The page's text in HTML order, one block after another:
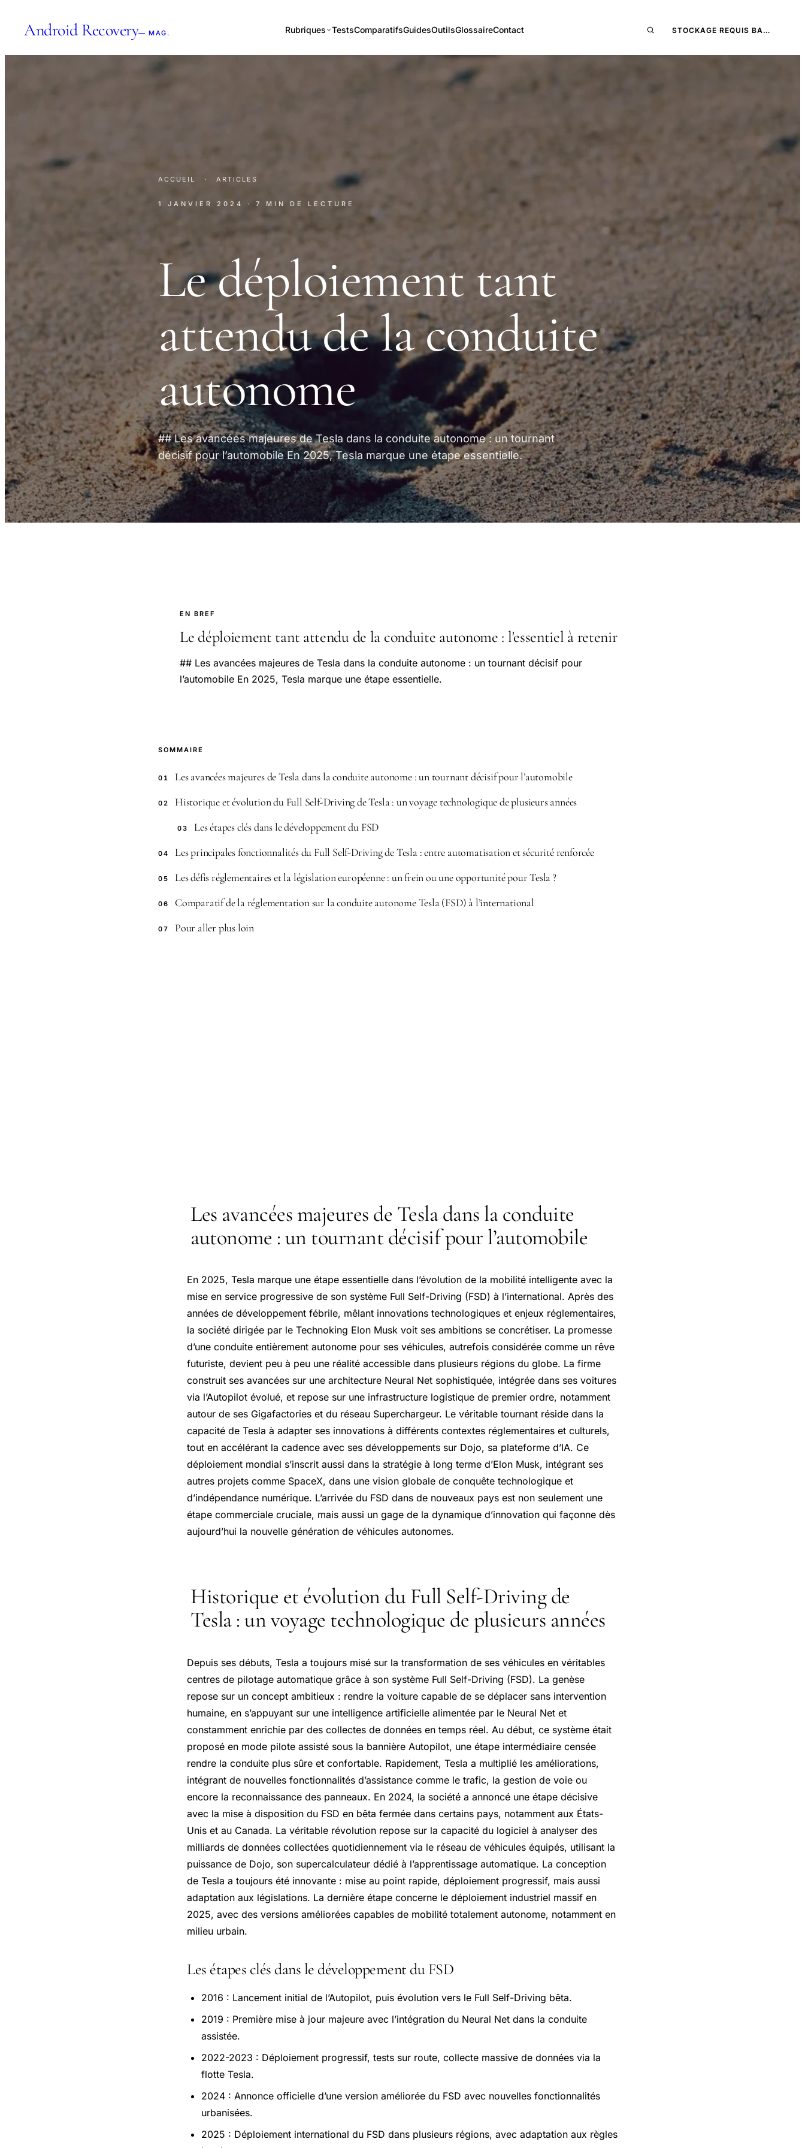
Android Recovery— MAG. Rubriques TestsComparatifsGuidesOutilsGlossaireContact STOCKAGE REQUIS BA…
ACCUEIL · ARTICLES
1 JANVIER 2024 · 7 MIN DE LECTURE
Le déploiement tant
attendu de la conduite
autonome
## Les avancées majeures de Tesla dans la conduite autonome : un tournant
décisif pour l’automobile En 2025, Tesla marque une étape essentielle.
EN BREF
Le déploiement tant attendu de la conduite autonome : l'essentiel à retenir
## Les avancées majeures de Tesla dans la conduite autonome : un tournant décisif pour
l’automobile En 2025, Tesla marque une étape essentielle.
SOMMAIRE
01 Les avancées majeures de Tesla dans la conduite autonome : un tournant décisif pour l’automobile
02 Historique et évolution du Full Self-Driving de Tesla : un voyage technologique de plusieurs années
03 Les étapes clés dans le développement du FSD
04 Les principales fonctionnalités du Full Self-Driving de Tesla : entre automatisation et sécurité renforcée
05 Les défis réglementaires et la législation européenne : un frein ou une opportunité pour Tesla ?
06 Comparatif de la réglementation sur la conduite autonome Tesla (FSD) à l’international
07 Pour aller plus loin
Les avancées majeures de Tesla dans la conduite
autonome : un tournant décisif pour l’automobile
En 2025, Tesla marque une étape essentielle dans l’évolution de la mobilité intelligente avec la
mise en service progressive de son système Full Self-Driving (FSD) à l’international. Après des
années de développement fébrile, mêlant innovations technologiques et enjeux réglementaires,
la société dirigée par le Technoking Elon Musk voit ses ambitions se concrétiser. La promesse
d’une conduite entièrement autonome pour ses véhicules, autrefois considérée comme un rêve
futuriste, devient peu à peu une réalité accessible dans plusieurs régions du globe. La firme
construit ses avancées sur une architecture Neural Net sophistiquée, intégrée dans ses voitures
via l’Autopilot évolué, et repose sur une infrastructure logistique de premier ordre, notamment
autour de ses Gigafactories et du réseau Superchargeur. Le véritable tournant réside dans la
capacité de Tesla à adapter ses innovations à différents contextes réglementaires et culturels,
tout en accélérant la cadence avec ses développements sur Dojo, sa plateforme d’IA. Ce
déploiement mondial s’inscrit aussi dans la stratégie à long terme d’Elon Musk, intégrant ses
autres projets comme SpaceX, dans une vision globale de conquête technologique et
d’indépendance numérique. L’arrivée du FSD dans de nouveaux pays est non seulement une
étape commerciale cruciale, mais aussi un gage de la dynamique d’innovation qui façonne dès
aujourd’hui la nouvelle génération de véhicules autonomes.
Historique et évolution du Full Self-Driving de
Tesla : un voyage technologique de plusieurs années
Depuis ses débuts, Tesla a toujours misé sur la transformation de ses véhicules en véritables
centres de pilotage automatique grâce à son système Full Self-Driving (FSD). La genèse
repose sur un concept ambitieux : rendre la voiture capable de se déplacer sans intervention
humaine, en s’appuyant sur une intelligence artificielle alimentée par le Neural Net et
constamment enrichie par des collectes de données en temps réel. Au début, ce système était
proposé en mode pilote assisté sous la bannière Autopilot, une étape intermédiaire censée
rendre la conduite plus sûre et confortable. Rapidement, Tesla a multiplié les améliorations,
intégrant de nouvelles fonctionnalités d’assistance comme le trafic, la gestion de voie ou
encore la reconnaissance des panneaux. En 2024, la société a annoncé une étape décisive
avec la mise à disposition du FSD en bêta fermée dans certains pays, notamment aux États-
Unis et au Canada. La véritable révolution repose sur la capacité du logiciel à analyser des
milliards de données collectées quotidiennement via le réseau de véhicules équipés, utilisant la
puissance de Dojo, son supercalculateur dédié à l’apprentissage automatique. La conception
de Tesla a toujours été innovante : mise au point rapide, déploiement progressif, mais aussi
adaptation aux législations. La dernière étape concerne le déploiement industriel massif en
2025, avec des versions améliorées capables de mobilité totalement autonome, notamment en
milieu urbain.
Les étapes clés dans le développement du FSD
2016 : Lancement initial de l’Autopilot, puis évolution vers le Full Self-Driving bêta.
2019 : Première mise à jour majeure avec l’intégration du Neural Net dans la conduite
assistée.
2022-2023 : Déploiement progressif, tests sur route, collecte massive de données via la
flotte Tesla.
2024 : Annonce officielle d’une version améliorée du FSD avec nouvelles fonctionnalités
urbanisées.
2025 : Déploiement international du FSD dans plusieurs régions, avec adaptation aux règles